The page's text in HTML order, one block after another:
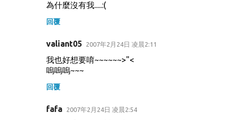
為什麼沒有我.....:(
回覆
valiant05 2007年2月24日 凌晨2:11
我也好想要唷~~~~~~>"<
嗚嗚嗚~~~
回覆
fafa 2007年2月24日 凌晨2:54